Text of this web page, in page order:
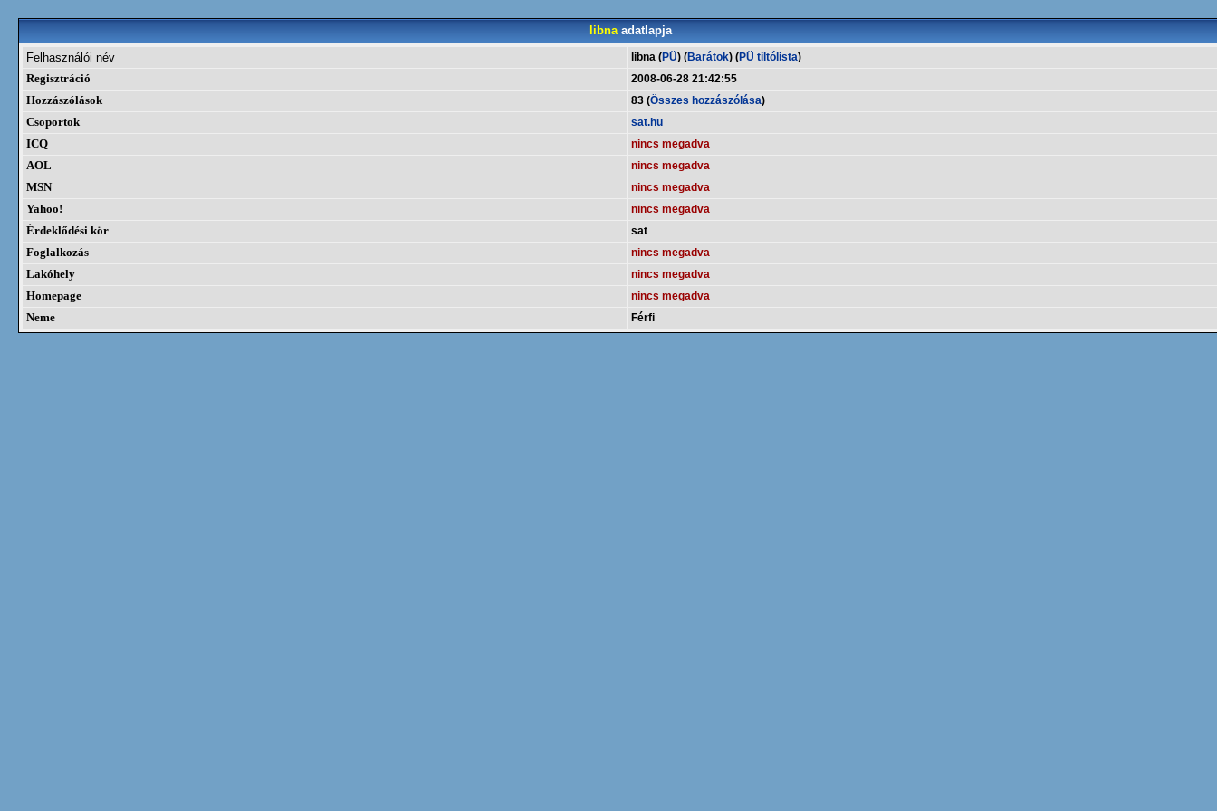
libnaadatlapja
Felhasználói név
libna (PÜ) (Barátok) (PÜ tiltólista)
Regisztráció
2008-06-28 21:42:55
Hozzászólások
83 (Összes hozzászólása)
Csoportok
sat.hu
ICQ
nincs megadva
AOL
nincs megadva
MSN
nincs megadva
Yahoo!
nincs megadva
Érdeklődési kör
sat
Foglalkozás
nincs megadva
Lakóhely
nincs megadva
Homepage
nincs megadva
Neme
Férfi